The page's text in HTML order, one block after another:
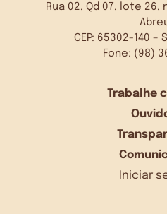
Rua 02, Qd 07, lote 26,
CEP: 65302-140 –
Fone: (98)
Trabalhe
Iniciar